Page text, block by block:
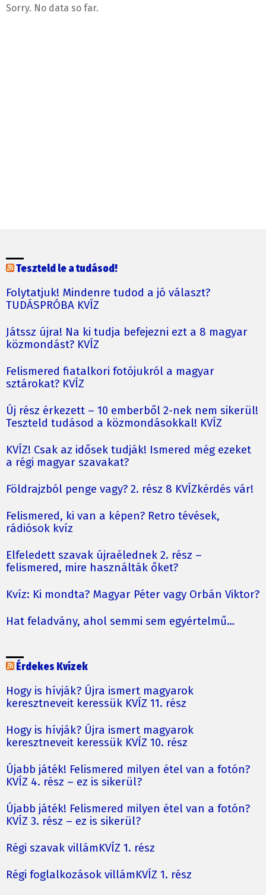
Sorry. No data so far.
Teszteld le a tudásod!
Folytatjuk! Mindenre tudod a jó választ?
TUDÁSPRÓBA KVÍZ
Játssz újra! Na ki tudja befejezni ezt a 8 magyar
közmondást? KVÍZ
Felismered fiatalkori fotójukról a magyar
sztárokat? KVÍZ
Új rész érkezett – 10 emberből 2-nek nem sikerül!
Teszteld tudásod a közmondásokkal! KVÍZ
KVÍZ! Csak az idősek tudják! Ismered még ezeket
a régi magyar szavakat?
Földrajzból penge vagy? 2. rész 8 KVÍZkérdés vár!
Felismered, ki van a képen? Retro tévések,
rádiósok kvíz
Elfeledett szavak újraélednek 2. rész –
felismered, mire használták őket?
Kvíz: Ki mondta? Magyar Péter vagy Orbán Viktor?
Hat feladvány, ahol semmi sem egyértelmű…
Érdekes Kvízek
Hogy is hívják? Újra ismert magyarok
keresztneveit keressük KVÍZ 11. rész
Hogy is hívják? Újra ismert magyarok
keresztneveit keressük KVÍZ 10. rész
Újabb játék! Felismered milyen étel van a fotón?
KVÍZ 4. rész – ez is sikerül?
Újabb játék! Felismered milyen étel van a fotón?
KVÍZ 3. rész – ez is sikerül?
Régi szavak villámKVÍZ 1. rész
Régi foglalkozások villámKVÍZ 1. rész